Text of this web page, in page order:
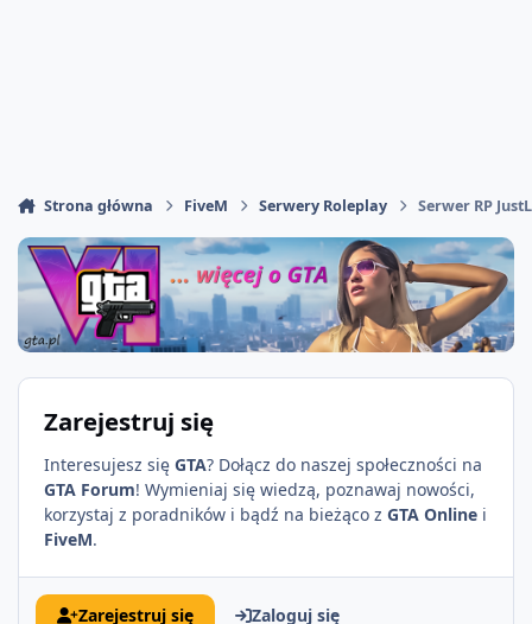
Strona główna FiveM Serwery Roleplay Serwer RP
Zarejestruj się
Interesujesz się GTA? Dołącz do naszej społeczności na
GTA Forum! Wymieniaj się wiedzą, poznawaj nowości,
korzystaj z poradników i bądź na bieżąco z GTA Online i
FiveM.
Zarejestruj się
Zaloguj się